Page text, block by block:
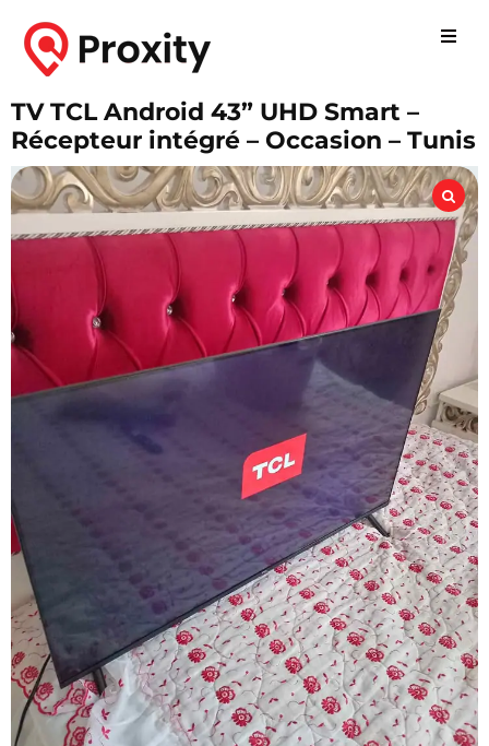
TV TCL Android 43” UHD Smart –
Récepteur intégré – Occasion – Tunis